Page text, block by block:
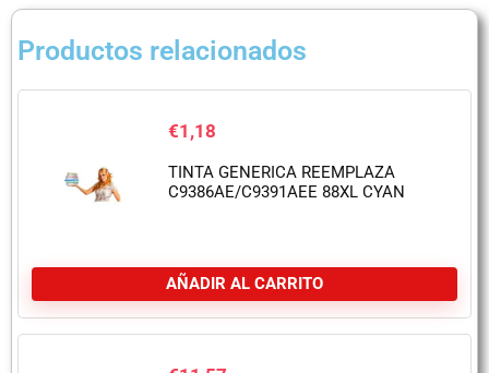
Productos relacionados
€1,18
TINTA GENERICA REEMPLAZA
C9386AE/C9391AEE 88XL CYAN
AÑADIR AL CARRITO